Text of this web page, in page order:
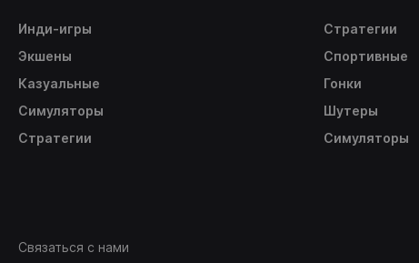
Инди-игры
Экшены
Казуальные
Симуляторы
Стратегии
Стратегии
Спортивные
Гонки
Шутеры
Симуляторы
Связаться с нами